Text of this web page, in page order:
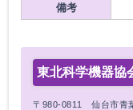
備考
東北科学機器協
〒980-0811 仙台市青